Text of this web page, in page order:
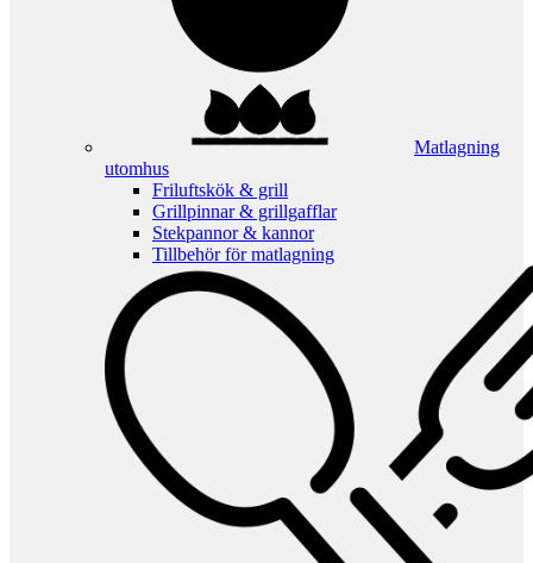
Matlagning
utomhus
Friluftskök & grill
Grillpinnar & grillgafflar
Stekpannor & kannor
Tillbehör för matlagning